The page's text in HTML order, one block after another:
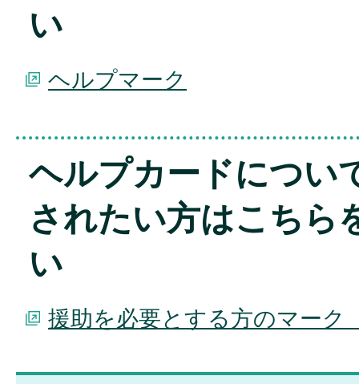
い
ヘルプマーク
ヘルプカードについ
されたい方はこちら
い
援助を必要とする方のマーク